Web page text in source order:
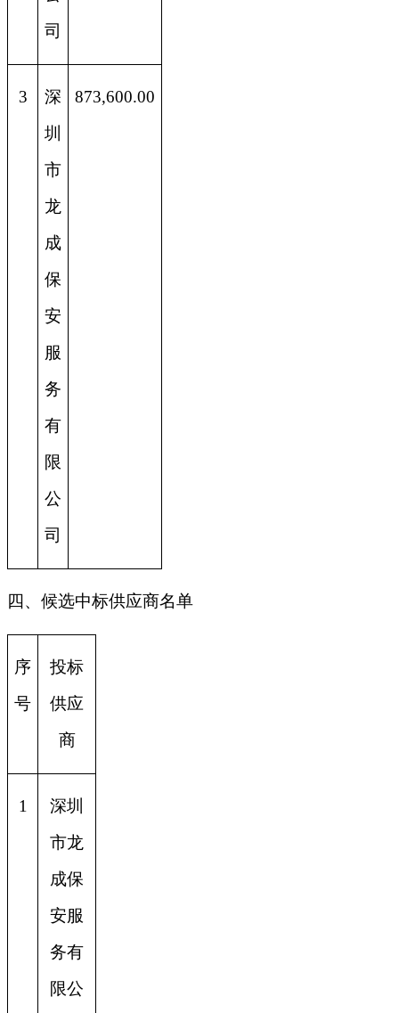
司
3
深
圳
市
龙
成
保
安
服
务
有
限
公
司
873,600.00
四、候选中标供应商名单
序
号
投标
供应
商
1
深圳
市龙
成保
安服
务有
限公